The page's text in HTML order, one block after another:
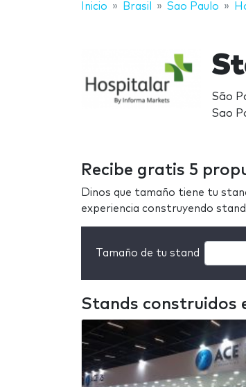
Inicio Brasil Sao Paulo
São
Sao
Recibe gratis 5
Dinos que tamaño tiene tu
experiencia construyendo
Tamaño de tu stand
Stands construidos